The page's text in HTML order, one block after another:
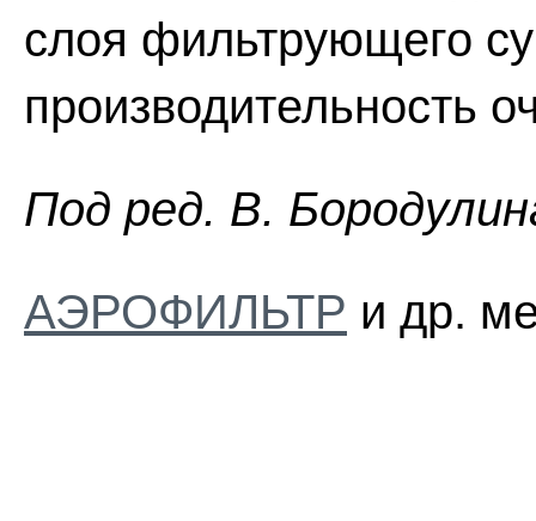
слоя фильтрующего
производительность
Пoд peд. B.
АЭРОФИЛЬТР и др.